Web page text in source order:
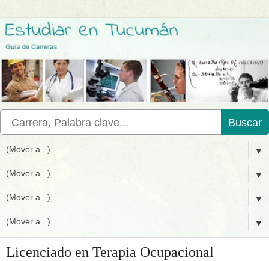
Buscar
▼
▼
▼
▼
Licenciado en Terapia Ocupacional